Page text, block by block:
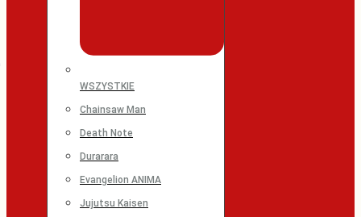
WSZYSTKIE
Chainsaw Man
Death Note
Durarara
Evangelion ANIMA
Jujutsu Kaisen